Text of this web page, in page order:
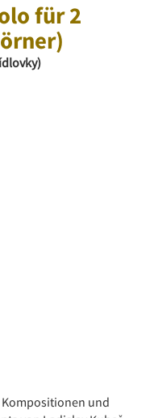
für 2
Kompositionen und